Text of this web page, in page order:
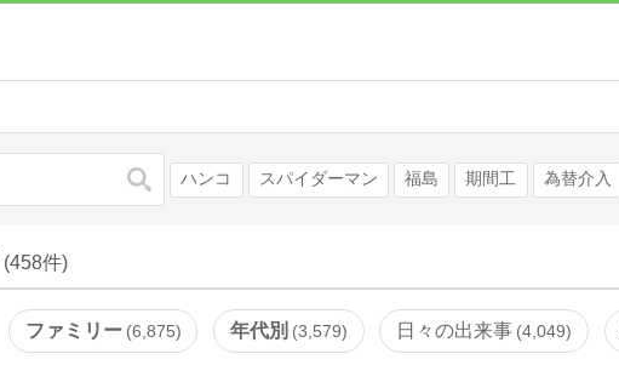
検索 ハンコ スパイダーマン 福島 期間工 為替介入
(458件)
ファミリー 6,875 年代別 3,579 日々の出来事 4,049